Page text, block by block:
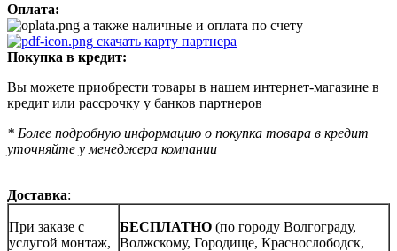
Оплата:
а также наличные и оплата по счету
скачать карту партнера
Покупка в кредит:
Вы можете приобрести товары в нашем интернет-магазине в
кредит или рассрочку у банков партнеров
* Более подробную информацию о покупка товара в кредит
уточняйте у менеджера компании
Доставка:
При заказе с
услугой монтаж,
БЕСПЛАТНО (по городу Волгограду,
Волжскому, Городище, Краснослободск,